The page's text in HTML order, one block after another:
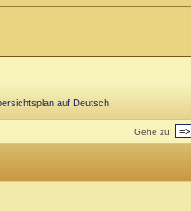
auf Deutsch
Gehe zu: